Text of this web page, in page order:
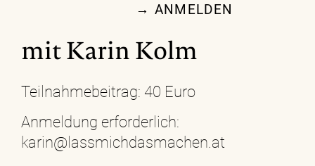
→ ANMELDEN
mit Karin Kolm
Teilnahmebeitrag: 40 Euro
Anmeldung erforderlich:
karin@lassmichdasmachen.at